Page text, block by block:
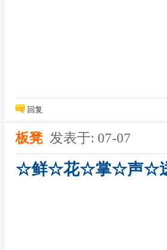
回复
板凳 发表于: 07-07
☆鲜☆花☆掌☆声☆